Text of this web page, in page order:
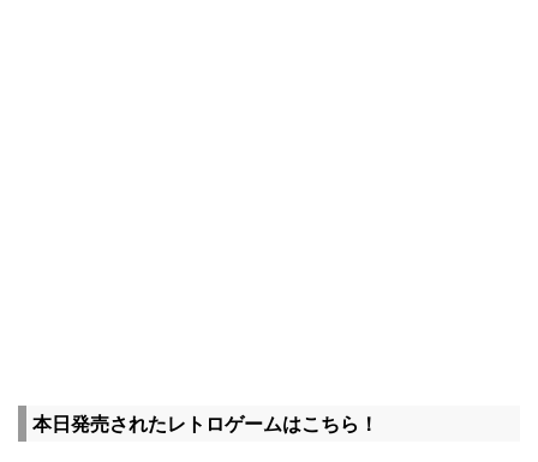
本日発売されたレトロゲームはこちら！